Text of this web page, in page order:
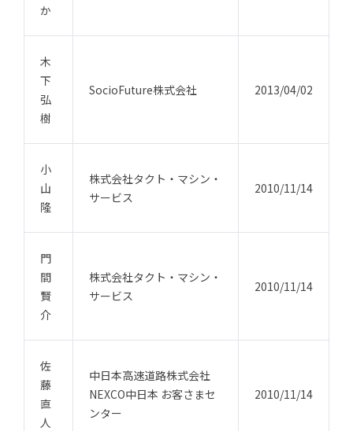
か
木
下
弘
樹
SocioFuture株式会社 2013/04/02
小
山
隆
株式会社タクト・マシン・
サービス
2010/11/14
門
間
賢
介
株式会社タクト・マシン・
サービス
2010/11/14
佐
藤
直
人
中日本高速道路株式会社
NEXCO中日本 お客さまセ
ンター
2010/11/14